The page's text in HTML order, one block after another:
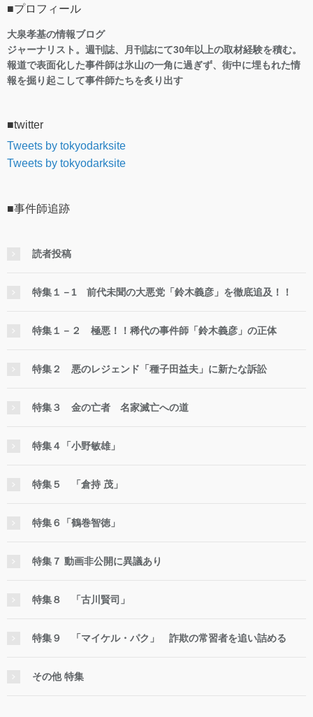
■プロフィール
大泉孝基の情報ブログ
ジャーナリスト。週刊誌、月刊誌にて30年以上の取材経験を積む。
報道で表面化した事件師は氷山の一角に過ぎず、街中に埋もれた情
報を掘り起こして事件師たちを炙り出す
■twitter
Tweets by tokyodarksite
Tweets by tokyodarksite
■事件師追跡
読者投稿
特集１－1 前代未聞の大悪党「鈴木義彦」を徹底追及！！
特集１－２ 極悪！！稀代の事件師「鈴木義彦」の正体
特集２ 悪のレジェンド「種子田益夫」に新たな訴訟
特集３ 金の亡者 名家滅亡への道
特集４「小野敏雄」
特集５ 「倉持 茂」
特集６「鶴巻智徳」
特集７ 動画非公開に異議あり
特集８ 「古川賢司」
特集９ 「マイケル・パク」 詐欺の常習者を追い詰める
その他 特集